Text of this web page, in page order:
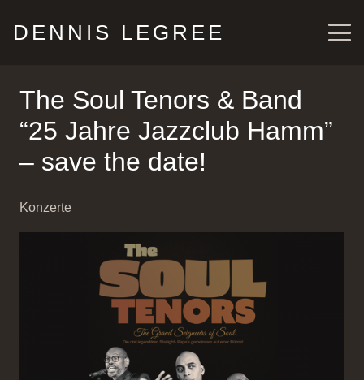
DENNIS LEGREE
The Soul Tenors & Band
“25 Jahre Jazzclub Hamm”
– save the date!
Konzerte